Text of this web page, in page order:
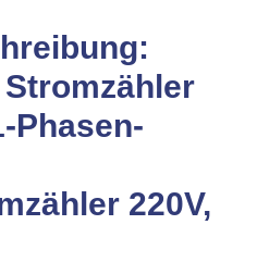
Phasen-
220V,